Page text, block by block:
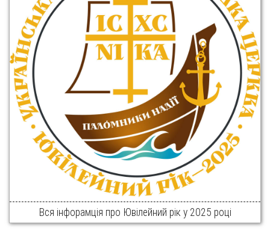
Вся інфорамція про Ювілейний рік у 2025 році